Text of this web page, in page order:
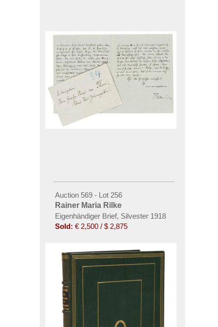
Auction 569 - Lot 256
Rainer Maria Rilke
Eigenhändiger Brief, Silvester 1918
Sold: € 2,500 / $ 2,875